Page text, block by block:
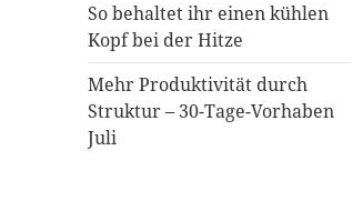
So behaltet ihr einen kühlen
Kopf bei der Hitze
Mehr Produktivität durch
Struktur – 30-Tage-Vorhaben
Juli